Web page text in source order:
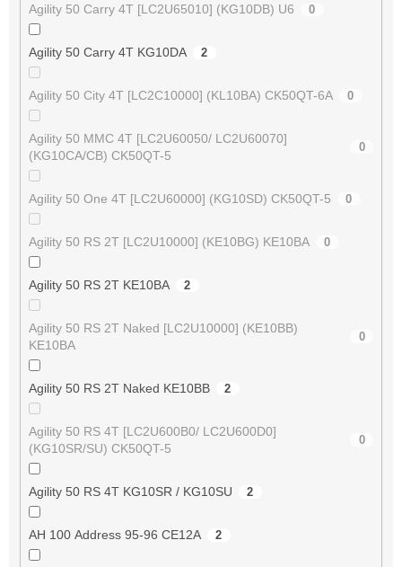
Agility 50 Carry 4T [LC2U65010] (KG10DB) U6 0
Agility 50 Carry 4T KG10DA 2
Agility 50 City 4T [LC2C10000] (KL10BA) CK50QT-6A 0
Agility 50 MMC 4T [LC2U60050/ LC2U60070]
(KG10CA/CB) CK50QT-5
0
Agility 50 One 4T [LC2U60000] (KG10SD) CK50QT-5 0
Agility 50 RS 2T [LC2U10000] (KE10BG) KE10BA 0
Agility 50 RS 2T KE10BA 2
Agility 50 RS 2T Naked [LC2U10000] (KE10BB)
KE10BA
0
Agility 50 RS 2T Naked KE10BB 2
Agility 50 RS 4T [LC2U600B0/ LC2U600D0]
(KG10SR/SU) CK50QT-5
0
Agility 50 RS 4T KG10SR / KG10SU 2
AH 100 Address 95-96 CE12A 2